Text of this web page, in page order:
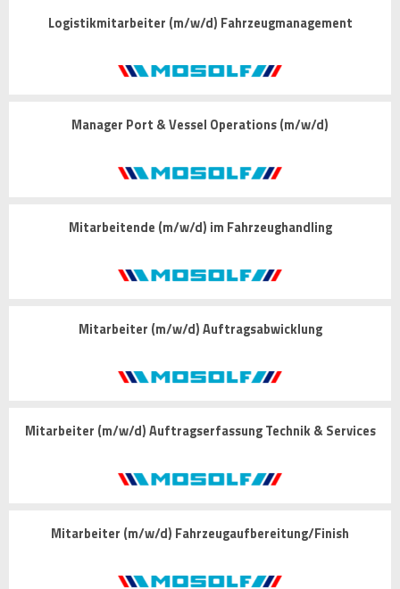
Logistikmitarbeiter (m/w/d) Fahrzeugmanagement
Manager Port & Vessel Operations (m/w/d)
Mitarbeitende (m/w/d) im Fahrzeughandling
Mitarbeiter (m/w/d) Auftragsabwicklung
Mitarbeiter (m/w/d) Auftragserfassung Technik & Services
Mitarbeiter (m/w/d) Fahrzeugaufbereitung/Finish